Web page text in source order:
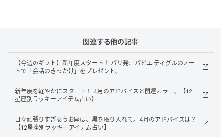
関連する他の記事
【今週のギフト】新年度スタート！ パリ発、パピエ ティグルのノー
トで「会話のきっかけ」をプレゼント。
新年度を軽やかにスタート！ 4月のアドバイスと開運カラー。【12
星座別ラッキーアイテム占い】
日々頑張りすぎるうお座は、黒を取り入れて。4月のアドバイスは？
【12星座別ラッキーアイテム占い】